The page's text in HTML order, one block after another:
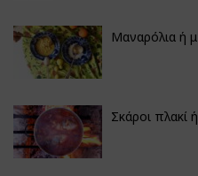
Μαναρόλια ή
Σκάροι πλακί